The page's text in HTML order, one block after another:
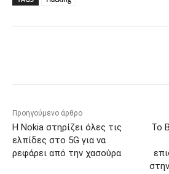
Προηγούμενο άρθρο
Η Nokia στηρίζει όλες τις
ελπίδες στο 5G για να
ρεφάρει από την χασούρα
Το